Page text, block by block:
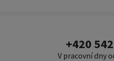
+420
V pracovní dny